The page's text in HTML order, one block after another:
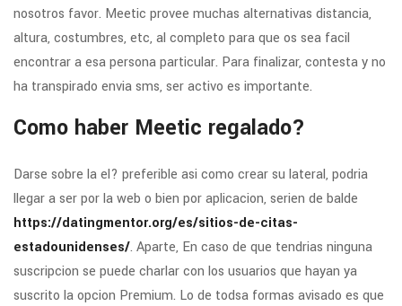
nosotros favor. Meetic provee muchas alternativas distancia,
altura, costumbres, etc, al completo para que os sea facil
encontrar a esa persona particular. Para finalizar, contesta y no
ha transpirado envia sms, ser activo es importante.
Como haber Meetic regalado?
Darse sobre la el? preferible asi­ como crear su lateral, podri­a
llegar a ser por la web o bien por aplicacion, seri­en de balde
https://datingmentor.org/es/sitios-de-citas-
estadounidenses/. Aparte, En caso de que tendri­as ninguna
suscripcion se puede charlar con los usuarios que hayan ya
suscrito la opcion Premium. Lo de todsa formas avisado es que